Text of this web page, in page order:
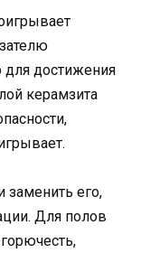
для достижения
керамзита
заменить его,
Для полов